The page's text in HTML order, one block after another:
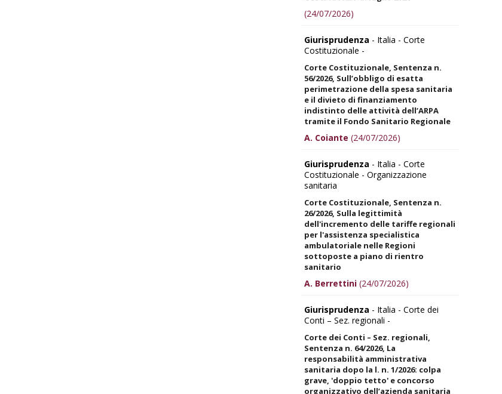
(24/07/2026)
Giurisprudenza - Italia - Corte
Costituzionale -
Corte Costituzionale, Sentenza n.
56/2026, Sull’obbligo di esatta
perimetrazione della spesa sanitaria
e il divieto di finanziamento
indistinto delle attività dell’ARPA
tramite il Fondo Sanitario Regionale
A. Coiante (24/07/2026)
Giurisprudenza - Italia - Corte
Costituzionale - Organizzazione
sanitaria
Corte Costituzionale, Sentenza n.
26/2026, Sulla legittimità
dell'incremento delle tariffe regionali
per l'assistenza specialistica
ambulatoriale nelle Regioni
sottoposte a piano di rientro
sanitario
A. Berrettini (24/07/2026)
Giurisprudenza - Italia - Corte dei
Conti – Sez. regionali -
Corte dei Conti – Sez. regionali,
Sentenza n. 64/2026, La
responsabilità amministrativa
sanitaria dopo la l. n. 1/2026: colpa
grave, 'doppio tetto' e concorso
organizzativo dell’azienda sanitaria